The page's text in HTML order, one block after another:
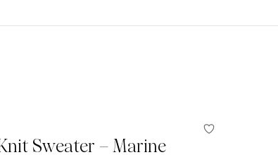
Sweater – Marine